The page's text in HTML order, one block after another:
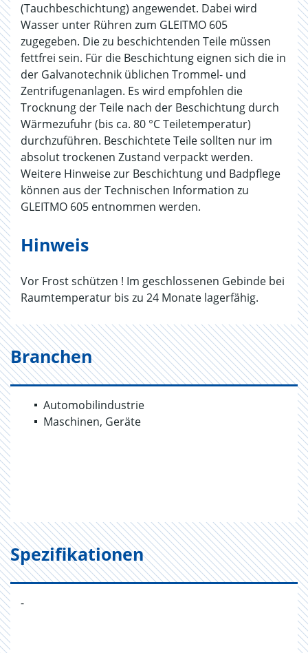
(Tauchbeschichtung) angewendet. Dabei wird
Wasser unter Rühren zum GLEITMO 605
zugegeben. Die zu beschichtenden Teile müssen
fettfrei sein. Für die Beschichtung eignen sich die in
der Galvanotechnik üblichen Trommel- und
Zentrifugenanlagen. Es wird empfohlen die
Trocknung der Teile nach der Beschichtung durch
Wärmezufuhr (bis ca. 80 °C Teiletemperatur)
durchzuführen. Beschichtete Teile sollten nur im
absolut trockenen Zustand verpackt werden.
Weitere Hinweise zur Beschichtung und Badpflege
können aus der Technischen Information zu
GLEITMO 605 entnommen werden.
Hinweis
Vor Frost schützen ! Im geschlossenen Gebinde bei
Raumtemperatur bis zu 24 Monate lagerfähig.
Branchen
Automobilindustrie
Maschinen, Geräte
Spezifikationen
-